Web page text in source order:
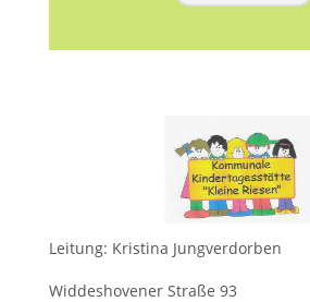
Leitung: Kristina Jungverdorben
Widdeshovener Straße 93